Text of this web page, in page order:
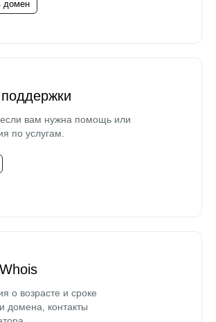
домен
вам нужна помощь или
по услугам.
о возрасте и сроке
домена, контакты